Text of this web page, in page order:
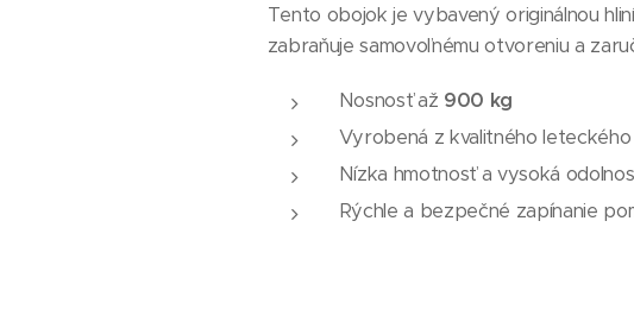
Tento obojok je vybavený originálnou
zabraňuje samovoľnému otvoreniu a
Nosnosť až 900 kg
Vyrobená z kvalitného leteckého
Nízka hmotnosť a vysoká
Rýchle a bezpečné zapínanie